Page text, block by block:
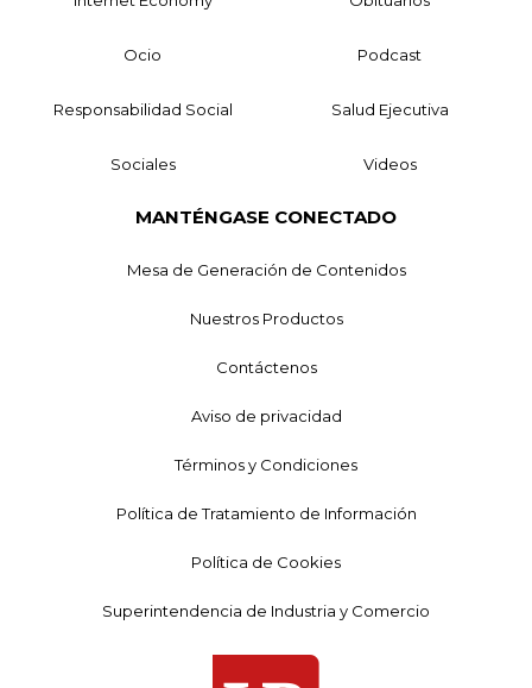
Ocio Podcast
Responsabilidad Social Salud Ejecutiva
Sociales Videos
MANTÉNGASE CONECTADO
Mesa de Generación de Contenidos
Nuestros Productos
Contáctenos
Aviso de privacidad
Términos y Condiciones
Política de Tratamiento de Información
Política de Cookies
Superintendencia de Industria y Comercio